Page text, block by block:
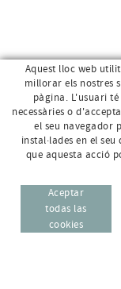
Av. Sant
Aquest lloc web
millorar els nostres
pàgina. L'usuari
necessàries o
el seu navegador
instal·lades en el
que aquesta acció
Aceptar
todas las
cookies